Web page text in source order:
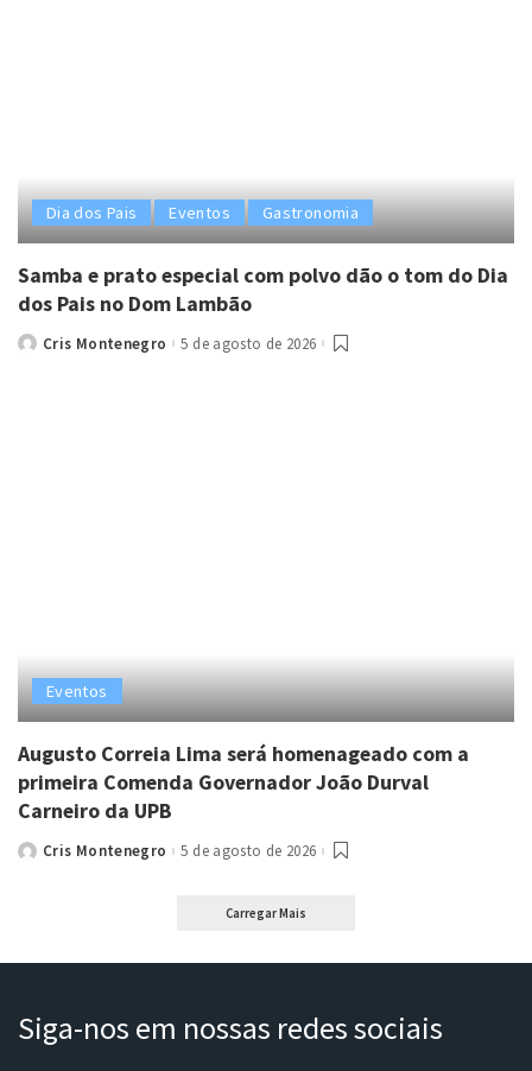
Dia dos Pais Eventos Gastronomia
Samba e prato especial com polvo dão o tom do Dia
dos Pais no Dom Lambão
PostedCris Montenegro 5 de agosto de 2026
Eventos
Augusto Correia Lima será homenageado com a
primeira Comenda Governador João Durval
Carneiro da UPB
PostedCris Montenegro 5 de agosto de 2026
Carregar Mais
Siga-nos em nossas redes sociais